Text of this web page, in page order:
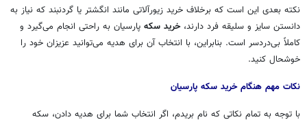
نکته بعدی این است که برخلاف خرید زیورآلاتی مانند انگشتر یا گردنبند که نیاز به
دانستن سایز و سلیقه فرد دارند، خرید سکه پارسیان به راحتی انجام می‌گیرد و
کاملاً بی‌دردسر است. بنابراین، با انتخاب آن برای هدیه می‌توانید عزیزان خود را
خوشحال کنید.
نکات مهم هنگام خرید سکه پارسیان
با توجه به تمام نکاتی که نام بریدم، اگر انتخاب شما برای هدیه دادن، سکه